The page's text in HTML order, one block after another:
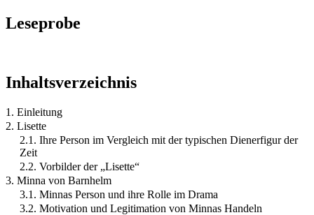
Leseprobe
Inhaltsverzeichnis
1. Einleitung
2. Lisette
2.1. Ihre Person im Vergleich mit der typischen Dienerfigur der
Zeit
2.2. Vorbilder der „Lisette“
3. Minna von Barnhelm
3.1. Minnas Person und ihre Rolle im Drama
3.2. Motivation und Legitimation von Minnas Handeln